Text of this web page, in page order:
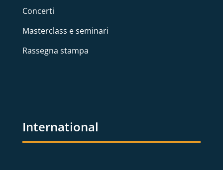
Concerti
Masterclass e seminari
Rassegna stampa
International